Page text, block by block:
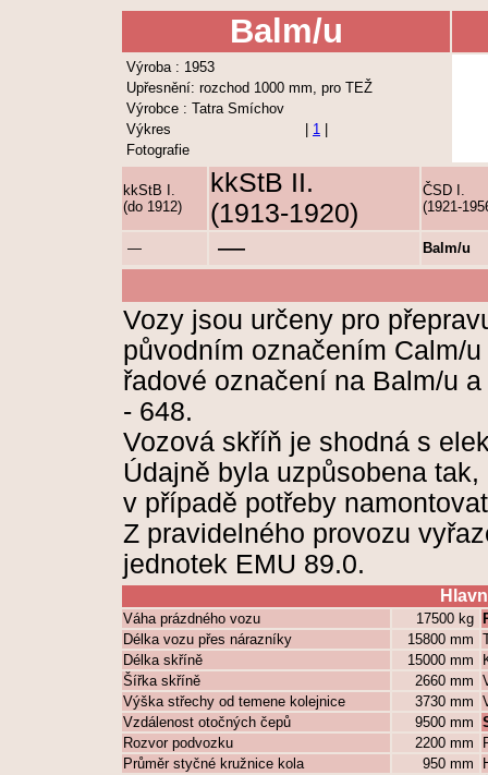
Balm/u
Výroba : 1953
Upřesnění: rozchod 1000 mm, pro TEŽ
Výrobce : Tatra Smíchov
Výkres
1
Fotografie
kkStB I.
(do 1912)
kkStB II.
(1913-1920)
ČSD I.
(1921-
— — Balm/u
Vozy jsou určeny pro
původním označením Calm/
řadové označení na Balm/u
- 648.
Vozová skříň je shodná s
Údajně byla uzpůsobena
v případě potřeby
Z pravidelného provozu
jednotek EMU 89.0.
Váha prázdného vozu 17500 kg
Délka vozu přes nárazníky
15800 mm
Délka skříně
15000 mm
Šířka skříně
2660 mm
Výška střechy od temene kolejnice
3730 mm
Vzdálenost otočných čepů
9500 mm
Rozvor podvozku
2200 mm
Průměr styčné kružnice kola
950 mm